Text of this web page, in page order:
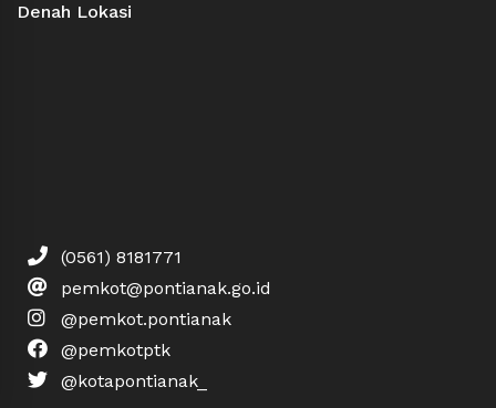
Denah Lokasi
(0561) 8181771
pemkot@pontianak.go.id
@pemkot.pontianak
@pemkotptk
@kotapontianak_